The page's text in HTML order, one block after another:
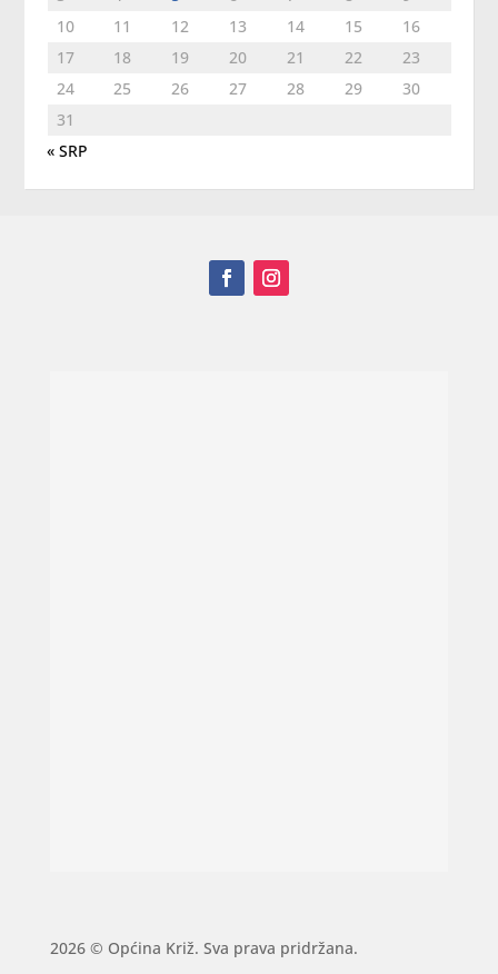
10
11 12 13 14 15
16
17
18 19 20 21 22
23
24
25 26 27 28 29
30
31
« SRP
2026 © Općina Križ. Sva prava pridržana.